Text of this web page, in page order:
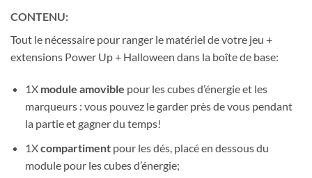
CONTENU:
Tout le nécessaire pour ranger le matériel de votre jeu +
extensions Power Up + Halloween dans la boîte de base:
1X module amovible pour les cubes d’énergie et les
marqueurs : vous pouvez le garder près de vous pendant
la partie et gagner du temps!
1Xcompartimentpour les dés, placé en dessous du
module pour les cubes d’énergie;